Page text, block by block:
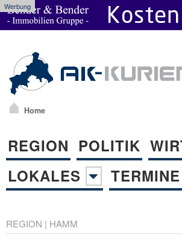
Werbung
Home
REGION POLITIK
LOKALES
TERMINE
REGION | HAMM